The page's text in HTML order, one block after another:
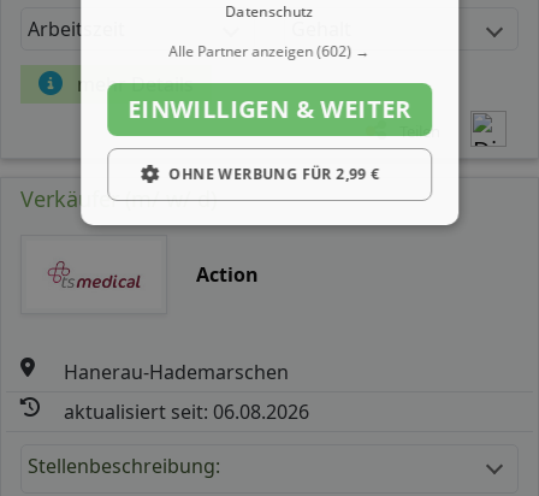
Arbeitszeit
mehr Details
Teilen
Verkäufer (m/ w/ d)
Action
Hanerau-Hademarschen
aktualisiert seit: 06.08.2026
Stellenbeschreibung:
Datenschutz
Alle Partner anzeigen(602) →
EINWILLIGEN & WEITER
OHNE WERBUNG FÜR 2,99 €